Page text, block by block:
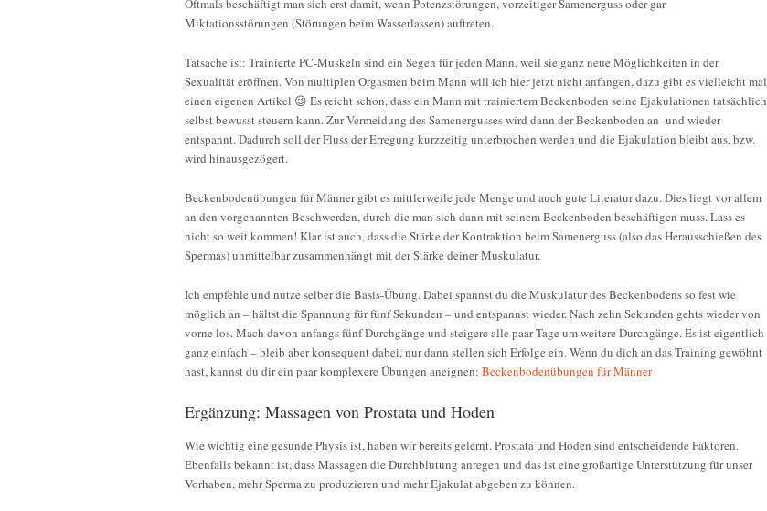
Oftmals beschäftigt man sich erst damit, wenn Potenzstörungen, vorzeitiger Samenerguss oder gar
Miktationsstörungen (Störungen beim Wasserlassen) auftreten.
Tatsache ist: Trainierte PC-Muskeln sind ein Segen für jeden Mann, weil sie ganz neue Möglichkeiten in der
Sexualität eröffnen. Von multiplen Orgasmen beim Mann will ich hier jetzt nicht anfangen, dazu gibt es vielleicht mal
einen eigenen Artikel 😉 Es reicht schon, dass ein Mann mit trainiertem Beckenboden seine Ejakulationen tatsächlich
selbst bewusst steuern kann. Zur Vermeidung des Samenergusses wird dann der Beckenboden an- und wieder
entspannt. Dadurch soll der Fluss der Erregung kurzzeitig unterbrochen werden und die Ejakulation bleibt aus, bzw.
wird hinausgezögert.
Beckenbodenübungen für Männer gibt es mittlerweile jede Menge und auch gute Literatur dazu. Dies liegt vor allem
an den vorgenannten Beschwerden, durch die man sich dann mit seinem Beckenboden beschäftigen muss. Lass es
nicht so weit kommen! Klar ist auch, dass die Stärke der Kontraktion beim Samenerguss (also das Herausschießen des
Spermas) unmittelbar zusammenhängt mit der Stärke deiner Muskulatur.
Ich empfehle und nutze selber die Basis-Übung. Dabei spannst du die Muskulatur des Beckenbodens so fest wie
möglich an – hältst die Spannung für fünf Sekunden – und entspannst wieder. Nach zehn Sekunden gehts wieder von
vorne los. Mach davon anfangs fünf Durchgänge und steigere alle paar Tage um weitere Durchgänge. Es ist eigentlich
ganz einfach – bleib aber konsequent dabei, nur dann stellen sich Erfolge ein. Wenn du dich an das Training gewöhnt
hast, kannst du dir ein paar komplexere Übungen aneignen: Beckenbodenübungen für Männer
Ergänzung: Massagen von Prostata und Hoden
Wie wichtig eine gesunde Physis ist, haben wir bereits gelernt. Prostata und Hoden sind entscheidende Faktoren.
Ebenfalls bekannt ist, dass Massagen die Durchblutung anregen und das ist eine großartige Unterstützung für unser
Vorhaben, mehr Sperma zu produzieren und mehr Ejakulat abgeben zu können.